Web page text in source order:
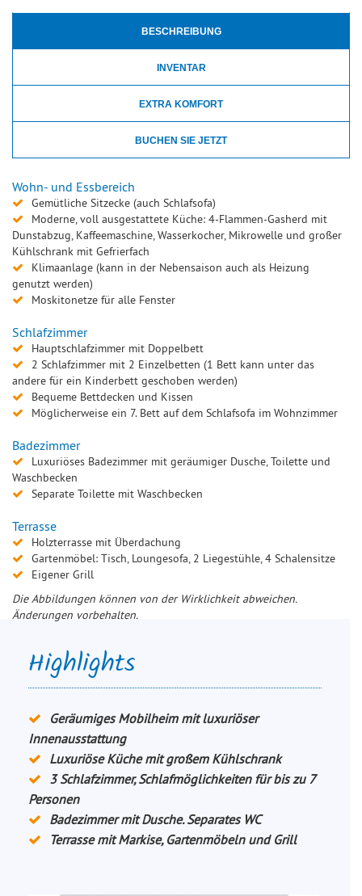
BESCHREIBUNG
INVENTAR
EXTRA KOMFORT
BUCHEN SIE JETZT
Wohn- und Essbereich
Gemütliche Sitzecke (auch Schlafsofa)
Moderne, voll ausgestattete Küche: 4-Flammen-Gasherd mit
Dunstabzug, Kaffeemaschine, Wasserkocher, Mikrowelle und großer
Kühlschrank mit Gefrierfach
Klimaanlage (kann in der Nebensaison auch als Heizung
genutzt werden)
Moskitonetze für alle Fenster
Schlafzimmer
Hauptschlafzimmer mit Doppelbett
2 Schlafzimmer mit 2 Einzelbetten (1 Bett kann unter das
andere für ein Kinderbett geschoben werden)
Bequeme Bettdecken und Kissen
Möglicherweise ein 7. Bett auf dem Schlafsofa im Wohnzimmer
Badezimmer
Luxuriöses Badezimmer mit geräumiger Dusche, Toilette und
Waschbecken
Separate Toilette mit Waschbecken
Terrasse
Holzterrasse mit Überdachung
Gartenmöbel: Tisch, Loungesofa, 2 Liegestühle, 4 Schalensitze
Eigener Grill
Die Abbildungen können von der Wirklichkeit abweichen.
Änderungen vorbehalten.
Highlights
Geräumiges Mobilheim mit luxuriöser
Innenausstattung
Luxuriöse Küche mit großem Kühlschrank
3 Schlafzimmer, Schlafmöglichkeiten für bis zu 7
Personen
Badezimmer mit Dusche. Separates WC
Terrasse mit Markise, Gartenmöbeln und Grill